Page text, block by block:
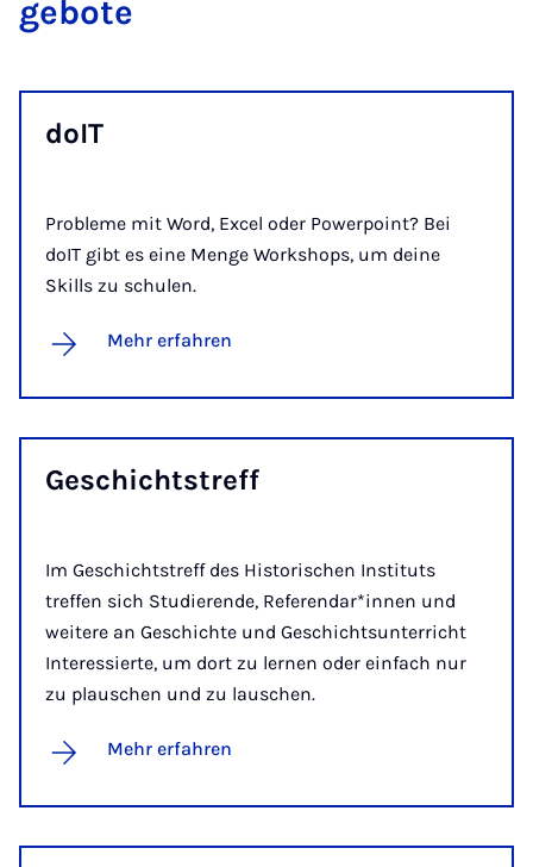
ge­bo­te
doIT
Probleme mit Word, Excel oder Powerpoint? Bei
doIT gibt es eine Menge Workshops, um deine
Skills zu schulen.
Mehr erfahren
Ge­schichts­treff
Im Geschichtstreff des Historischen Instituts
treffen sich Studierende, Referendar*innen und
weitere an Geschichte und Geschichtsunterricht
Interessierte, um dort zu lernen oder einfach nur
zu plauschen und zu lauschen.
Mehr erfahren